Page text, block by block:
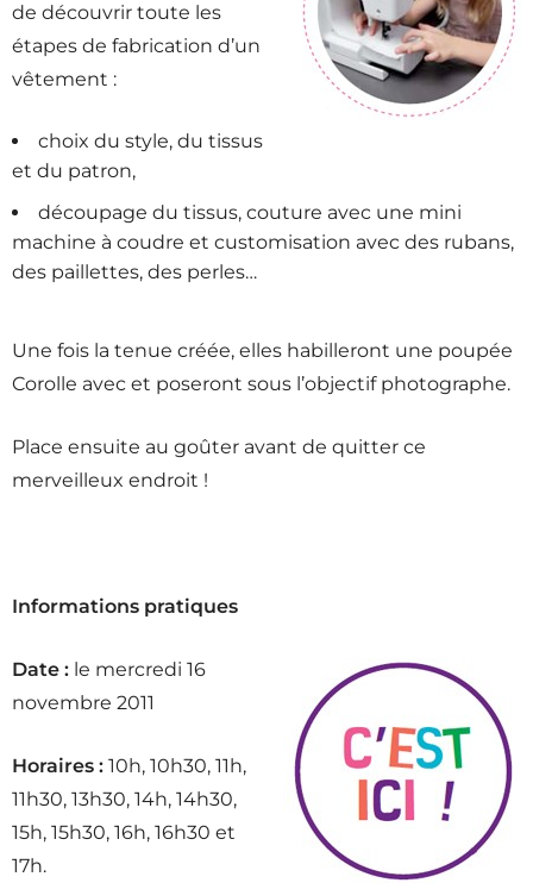
de découvrir toute les
étapes de fabrication d’un
vêtement :
choix du style, du tissus
et du patron,
découpage du tissus, couture avec une mini
machine à coudre et customisation avec des rubans,
des paillettes, des perles…
Une fois la tenue créée, elles habilleront une poupée
Corolle avec et poseront sous l’objectif photographe.
Place ensuite au goûter avant de quitter ce
merveilleux endroit !
Informations pratiques
Date : le mercredi 16
novembre 2011
Horaires : 10h, 10h30, 11h,
11h30, 13h30, 14h, 14h30,
15h, 15h30, 16h, 16h30 et
17h.